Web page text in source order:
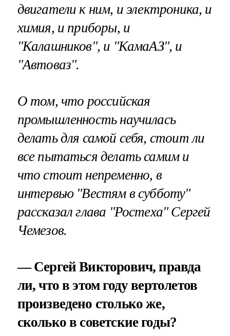
двигатели к ним, и электроника, и
химия, и приборы, и
"Калашников", и "КамаАЗ", и
"Автоваз".
О том, что российская
промышленность научилась
делать для самой себя, стоит ли
все пытаться делать самим и
что стоит непременно, в
интервью "Вестям в субботу"
рассказал глава "Ростеха" Сергей
Чемезов.
— Сергей Викторович, правда
ли, что в этом году вертолетов
произведено столько же,
сколько в советские годы?